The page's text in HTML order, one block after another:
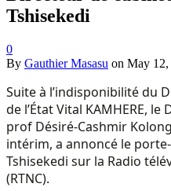
Tshisekedi
0
By Gauthier Masasu on May 12,
Suite à l’indisponibilité du
de l’État Vital KAMHERE, le
prof Désiré-Cashmir
intérim, a annoncé le
Tshisekedi sur la Radio
(RTNC).